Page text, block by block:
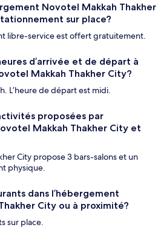
Novotel Makkah Thakher
sur place?
libre-service est offert gratuitement.
d’arrivée et de départ à
Makkah Thakher City?
L’heure de départ est midi.
proposées par
Makkah Thakher City et
City propose 3 bars-salons et un
physique.
dans l’hébergement
City ou à proximité?
sur place.